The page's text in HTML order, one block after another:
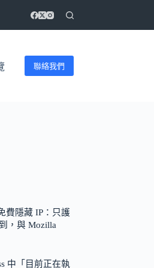
聯絡我們
費隱藏 IP：只護
，與 Mozilla
中「目前正在執